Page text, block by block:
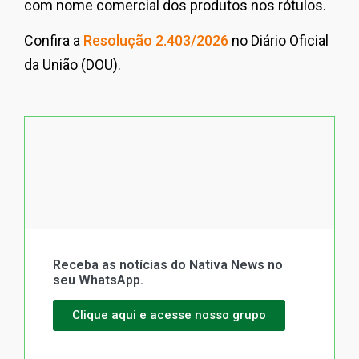
com nome comercial dos produtos nos rótulos.
Confira a Resolução 2.403/2026 no Diário Oficial
da União (DOU).
Receba as notícias do Nativa News no
seu WhatsApp.
Clique aqui e acesse nosso grupo